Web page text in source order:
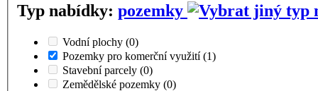
Typ nabídky: pozemky
Vodní plochy (0)
Pozemky pro komerční využití(1)
Stavební parcely (0)
Zemědělské pozemky (0)